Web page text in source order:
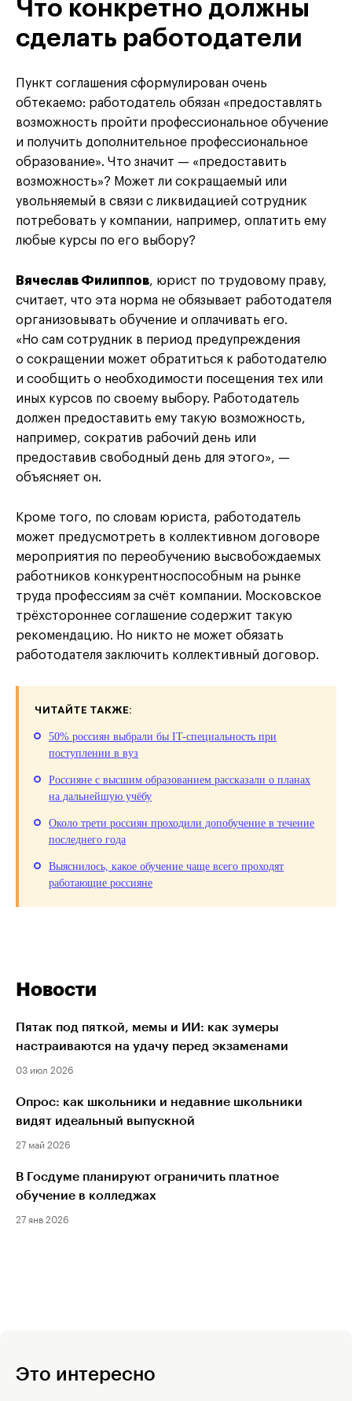
Что конкретно должны
сделать работодатели
Пункт соглашения сформулирован очень
обтекаемо: работодатель обязан «предоставлять
возможность пройти профессиональное обучение
и получить дополнительное профессиональное
образование». Что значит — «предоставить
возможность»? Может ли сокращаемый или
увольняемый в связи с ликвидацией сотрудник
потребовать у компании, например, оплатить ему
любые курсы по его выбору?
Вячеслав Филиппов, юрист по трудовому праву,
считает, что эта норма не обязывает работодателя
организовывать обучение и оплачивать его.
«Но сам сотрудник в период предупреждения
о сокращении может обратиться к работодателю
и сообщить о необходимости посещения тех или
иных курсов по своему выбору. Работодатель
должен предоставить ему такую возможность,
например, сократив рабочий день или
предоставив свободный день для этого», —
объясняет он.
Кроме того, по словам юриста, работодатель
может предусмотреть в коллективном договоре
мероприятия по переобучению высвобождаемых
работников конкурентноспособным на рынке
труда профессиям за счёт компании. Московское
трёхстороннее соглашение содержит такую
рекомендацию. Но никто не может обязать
работодателя заключить коллективный договор.
ЧИТАЙТЕ ТАКЖЕ:
50% россиян выбрали бы IT-специальность при
поступлении в вуз
Россияне с высшим образованием рассказали о планах
на дальнейшую учёбу
Около трети россиян проходили допобучение в течение
последнего года
Выяснилось, какое обучение чаще всего проходят
работающие россияне
Новости
Пятак под пяткой, мемы и ИИ: как зумеры
настраиваются на удачу перед экзаменами
03 июл 2026
Опрос: как школьники и недавние школьники
видят идеальный выпускной
27 май 2026
В Госдуме планируют ограничить платное
обучение в колледжах
27 янв 2026
Это интересно